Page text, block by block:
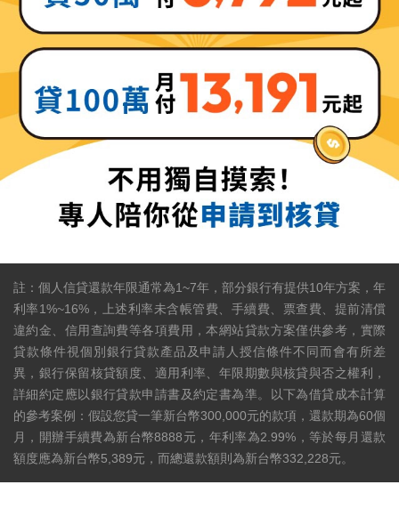
註：個人信貸還款年限通常為1~7年，部分銀行有提供10年方案，年
利率1%~16%，上述利率未含帳管費、手續費、票查費、提前清償
違約金、信用查詢費等各項費用，本網站貸款方案僅供參考，實際
貸款條件視個別銀行貸款產品及申請人授信條件不同而會有所差
異，銀行保留核貸額度、適用利率、年限期數與核貸與否之權利，
詳細約定應以銀行貸款申請書及約定書為準。以下為借貸成本計算
的參考案例：假設您貸一筆新台幣300,000元的款項，還款期為60個
月，開辦手續費為新台幣8888元，年利率為2.99%，等於每月還款
額度應為新台幣5,389元，而總還款額則為新台幣332,228元。